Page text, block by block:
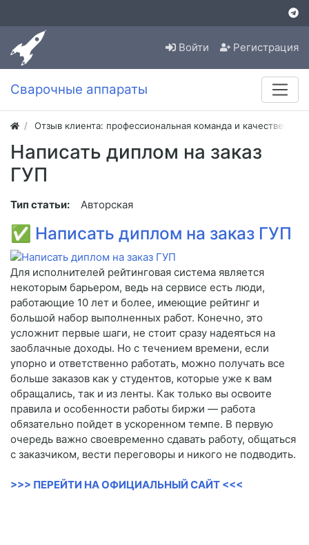
Войти Регистрация
Сварочные аппараты
Отзыв клиента: профессиональная команда и
Написать диплом на заказ
ГУП
Тип статьи: Авторская
✅ Написать диплом на заказ ГУП
Для исполнителей рейтинговая система является
некоторым барьером, ведь на сервисе есть люди,
работающие 10 лет и более, имеющие рейтинг и
большой набор выполненных работ. Конечно, это
усложнит первые шаги, не стоит сразу надеяться на
заоблачные доходы. Но с течением времени, если
упорно и ответственно работать, можно получать все
больше заказов как у студентов, которые уже к вам
обращались, так и из ленты. Как только вы освоите
правила и особенности работы биржи — работа
обязательно пойдет в ускоренном темпе. В первую
очередь важно своевременно сдавать работу, общаться
с заказчиком, вести переговоры и никого не подводить.
>>> ПЕРЕЙТИ НА ОФИЦИАЛЬНЫЙ САЙТ <<<